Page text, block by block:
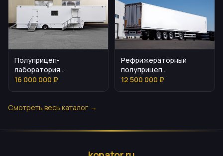
Полуприцеп-
лаборатория
МОСДИЗАЙНМАШ для
16 000 000 ₽
Рефрижераторный
полуприцеп
Мосдизайнмаш МДМ
12 500 000 ₽
Смотреть весь каталог →